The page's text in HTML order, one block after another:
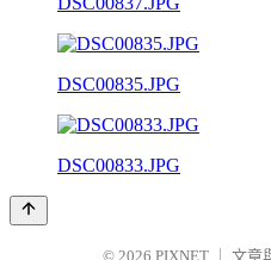
DSC00835.JPG
DSC00833.JPG
© 2026 PIXNET 文章